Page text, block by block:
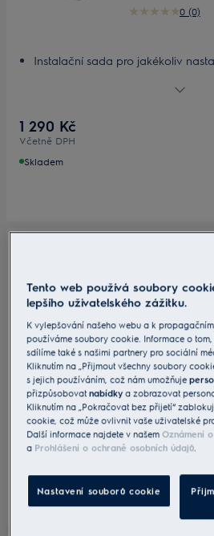
0 (0)
Instalační sada pro jakékoliv
1 290 Kč
Včetně DPH
Skladem
Obdélníková
na 55 mm)
Instalační sada pro jakékoliv
Přizpůsobitelná, lehká instalační
490 Kč
Včetně DPH
Tento web používá soubory
lepšího uživatelského zážitku.
K vylepšování našeho webu a k
používáme soubory cookie. Informace o
sdílíme také s našimi partnery pro sociální
Kliknutím na „Přijmout všechny soubory
s jejich používáním, což nám umožňuje
přizpůsobovatnabídky a zobrazovat
Kliknutím na „Pokračovat bez přijetí“
cookie, což může ovlivnit vaše uživatelské
Další informace najdete v našemOznámení
a Prohlášení o ochraně osobních údajů.
Nastavení souborů cookie